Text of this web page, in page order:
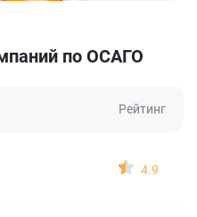
по ОСАГО
Рейтинг
4.9